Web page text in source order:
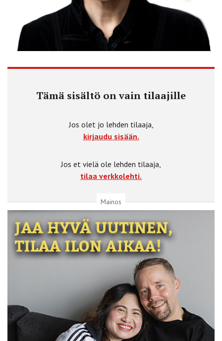
Tämä sisältö on vain tilaajille
Jos olet jo lehden tilaaja,
kirjaudu sisään.
Jos et vielä ole lehden tilaaja,
tilaa verkkolehti.
Mainos